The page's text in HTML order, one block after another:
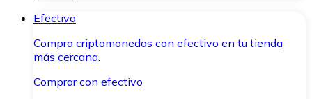
Efectivo
Compra criptomonedas con efectivo en tu tienda
más cercana.
Comprar con efectivo